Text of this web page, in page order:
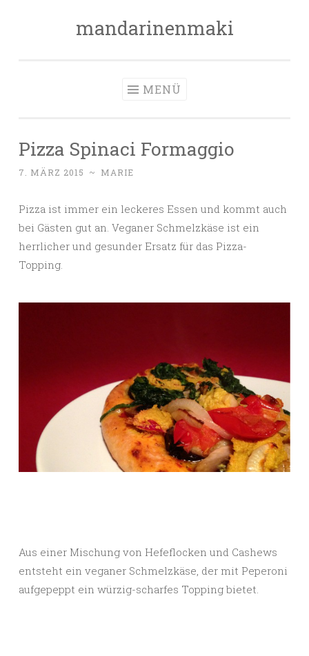
mandarinenmaki
MENÜ
Pizza Spinaci Formaggio
7. MÄRZ 2015 ~ MARIE
Pizza ist immer ein leckeres Essen und kommt auch
bei Gästen gut an. Veganer Schmelzkäse ist ein
herrlicher und gesunder Ersatz für das Pizza-
Topping.
Aus einer Mischung von Hefeflocken und Cashews
entsteht ein veganer Schmelzkäse, der mit Peperoni
aufgepeppt ein würzig-scharfes Topping bietet.